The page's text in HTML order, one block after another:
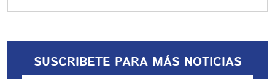
SUSCRIBETE PARA MÁS NOTICIAS